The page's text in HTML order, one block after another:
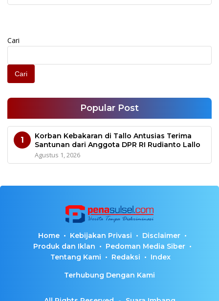
Cari
Cari
Popular Post
1
Korban Kebakaran di Tallo Antusias Terima
Santunan dari Anggota DPR RI Rudianto Lallo
Agustus 1, 2026
Home Kebijakan Privasi
Disclaimer
Produk dan Iklan
Pedoman Media Siber
Tentang Kami
Redaksi Index
Terhubung Dengan Kami